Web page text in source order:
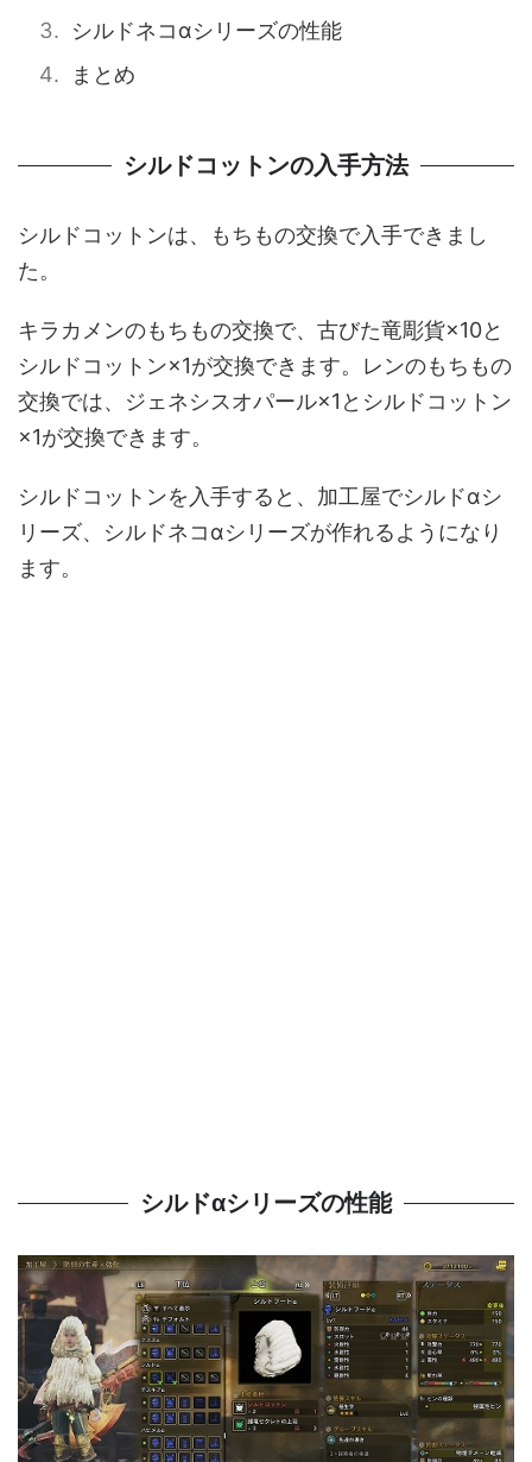
シルドネコαシリーズの性能
まとめ
シルドコットンの入手方法
シルドコットンは、もちもの交換で入手できまし
た。
キラカメンのもちもの交換で、古びた竜彫貨×10と
シルドコットン×1が交換できます。レンのもちもの
交換では、ジェネシスオパール×1とシルドコットン
×1が交換できます。
シルドコットンを入手すると、加工屋でシルドαシ
リーズ、シルドネコαシリーズが作れるようになり
ます。
シルドαシリーズの性能